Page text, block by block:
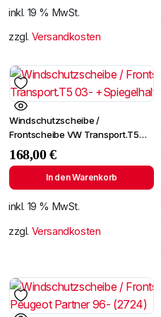
inkl. 19 % MwSt.
zzgl. Versandkosten
Windschutzscheibe /
Frontscheibe VW Transport.T5
03- +Spiegelhalter
168,00€
In den Warenkorb
inkl. 19 % MwSt.
zzgl. Versandkosten